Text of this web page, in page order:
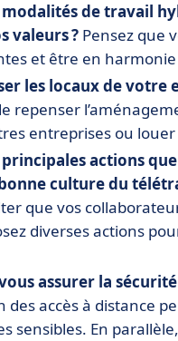
modalités de travail
valeurs ? Pensez que
et être en
les locaux de votre
repenser
entreprises ou
principales actions
culture du
que vos
diverses actions
assurer la
des accès à distance
sensibles. En